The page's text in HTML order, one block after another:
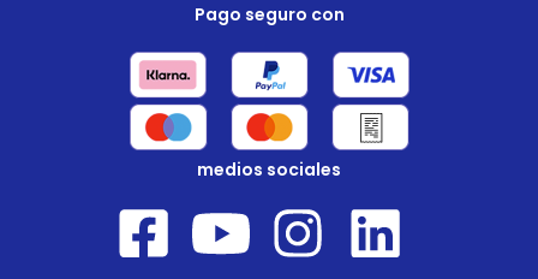
Pago seguro con
medios sociales